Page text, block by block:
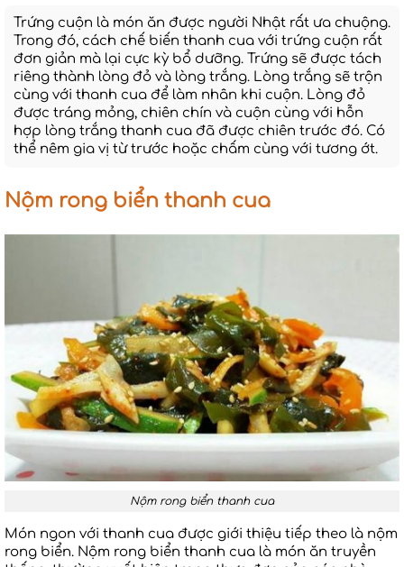
Trứng cuộn là món ăn được người Nhật rất ưa chuộng.
Trong đó, cách chế biến thanh cua với trứng cuộn rất
đơn giản mà lại cực kỳ bổ dưỡng. Trứng sẽ được tách
riêng thành lòng đỏ và lòng trắng. Lòng trắng sẽ trộn
cùng với thanh cua để làm nhân khi cuộn. Lòng đỏ
được tráng mỏng, chiên chín và cuộn cùng với hỗn
hợp lòng trắng thanh cua đã được chiên trước đó. Có
thể nêm gia vị từ trước hoặc chấm cùng với tương ớt.
Nộm rong biển thanh cua
Nộm rong biển thanh cua
Món ngon với thanh cua được giới thiệu tiếp theo là nộm
rong biển. Nộm rong biển thanh cua là món ăn truyền